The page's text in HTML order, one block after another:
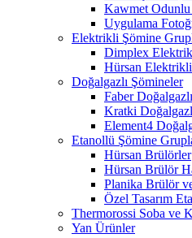
Kawmet Odunlu
Uygulama
Elektrikli Şömine
Dimplex
Hürsan
Doğalgazlı Şömineler
Faber
Kratki
Element4
Etanollü Şömine
Hürsan Brülörler
Hürsan Brülör
Planika Brülör
Özel Tasarım
Thermorossi Soba ve
Yan Ürünler